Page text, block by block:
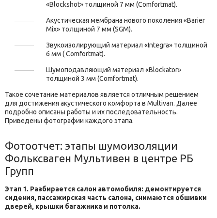
«Blockshot» толщиной 7 мм (Comfortmat).
Акустическая мембрана нового поколения «Barier
Mix» толщиной 7 мм (SGM).
Звукоизолирующий материал «Integra» толщиной
6 мм ( Comfortmat).
Шумоподавляющий материал «Blockator»
толщиной 3 мм (Comfortmat).
Такое сочетание материалов является отличным решением
для достижения акустического комфорта в Multivan. Далее
подробно описаны работы и их последовательность.
Приведены фотографии каждого этапа.
Фотоотчет: этапы шумоизоляции
Фольксваген Мультивен в центре РБ
Групп
Этап 1. Разбирается салон автомобиля: демонтируется
сидения, пассажирская часть салона, снимаются обшивки
дверей, крышки багажника и потолка.